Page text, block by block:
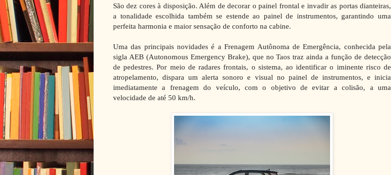
São dez cores à disposição. Além de decorar o painel frontal e invadir as portas dianteiras,
a tonalidade escolhida também se estende ao painel de instrumentos, garantindo uma
perfeita harmonia e maior sensação de conforto na cabine.
Uma das principais novidades é a Frenagem Autônoma de Emergência, conhecida pela
sigla AEB (Autonomous Emergency Brake), que no Taos traz ainda a função de detecção
de pedestres. Por meio de radares frontais, o sistema, ao identificar o iminente risco de
atropelamento, dispara um alerta sonoro e visual no painel de instrumentos, e inicia
imediatamente a frenagem do veículo, com o objetivo de evitar a colisão, a uma
velocidade de até 50 km/h.